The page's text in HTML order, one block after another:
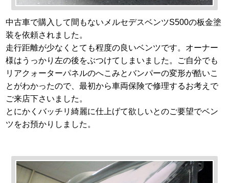
中古車で購入して間もないメルセデスベンツS500の板金塗
装を依頼されました。
走行距離が少なくとても程度の良いベンツです。オーナー
様はうっかり左の後をぶつけてしまいました。ご自分でも
リアクォーターパネルのへこみとバンパーの変形が酷いこ
とがわかったので、最初から車両保険で修理するお考えで
ご来店下さいました。
とにかくバッチリ綺麗に仕上げて欲しいとのご要望でベン
ツをお預かりしました。